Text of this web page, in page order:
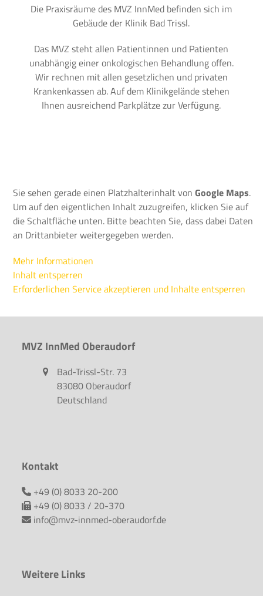
Die Praxisräume des MVZ InnMed befinden sich im
Gebäude der Klinik Bad Trissl.
Das MVZ steht allen Patientinnen und Patienten
unabhängig einer onkologischen Behandlung offen.
Wir rechnen mit allen gesetzlichen und privaten
Krankenkassen ab. Auf dem Klinikgelände stehen
Ihnen ausreichend Parkplätze zur Verfügung.
Sie sehen gerade einen Platzhalterinhalt vonGoogle Maps.
Um auf den eigentlichen Inhalt zuzugreifen, klicken Sie auf
die Schaltfläche unten. Bitte beachten Sie, dass dabei Daten
an Drittanbieter weitergegeben werden.
Mehr Informationen
Inhalt entsperren
Erforderlichen Service akzeptieren und Inhalte entsperren
MVZ InnMed Oberaudorf
Bad-Trissl-Str. 73
83080 Oberaudorf
Deutschland
Kontakt
+49 (0) 8033 20-200
+49 (0) 8033 / 20-370
info@mvz-innmed-oberaudorf.de
Weitere Links